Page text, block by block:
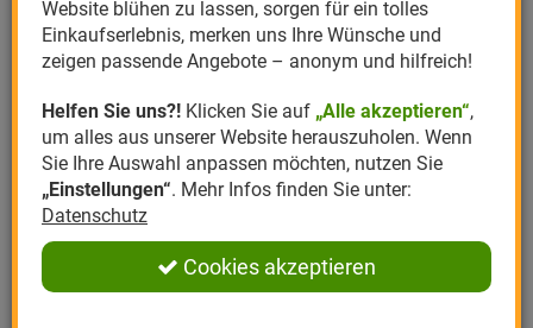
Dünger
Erde
Kompost
Pflanzenstärkung
Nützlingsarten
Nützlingsförderung
Nützlingszubehör
Hersteller Felco
Gloria
Greenfield
Romberg
Themenwelt
Rasen
Rosen
Ziergarten
Kräutergarten
Ratgeber
Schädlinge aktuell
Angebote
Angebote
Einloggen und Bewertung schreiben
6 Bewertungen
0 Bewertungen
Website blühen zu lassen, sorgen für ein tolles
Einkaufserlebnis, merken uns Ihre Wünsche und
zeigen passende Angebote – anonym und hilfreich!
Helfen Sie uns?! Klicken Sie auf „Alle akzeptieren“,
um alles aus unserer Website herauszuholen. Wenn
Sie Ihre Auswahl anpassen möchten, nutzen Sie
„Einstellungen“. Mehr Infos finden Sie unter:
Datenschutz
Cookies akzeptieren